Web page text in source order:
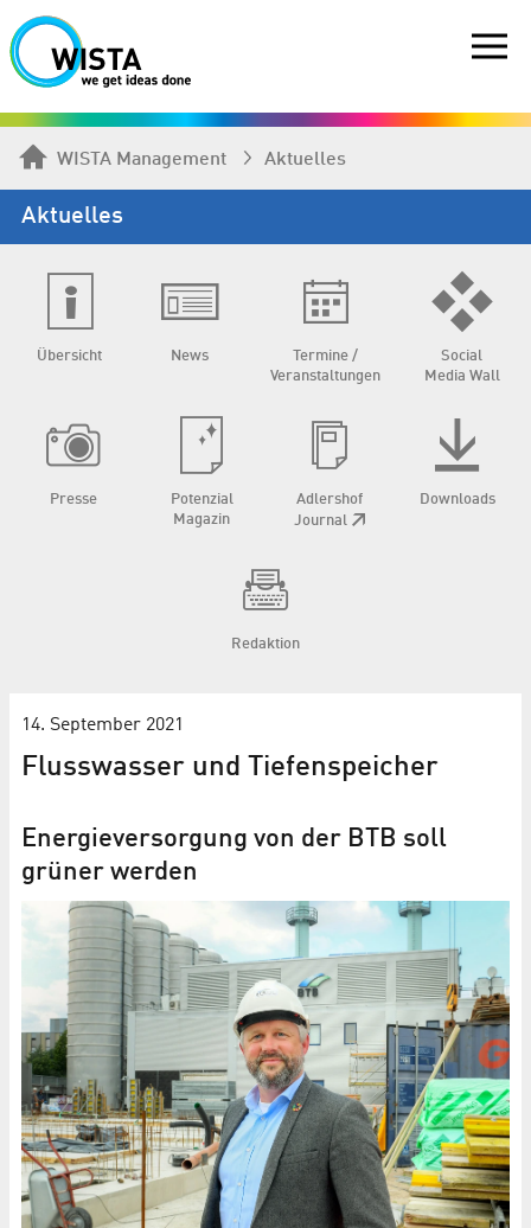
WISTA Management Aktuelles
Aktuelles
Übersicht News
Termine /
Veranstaltungen
Social
Media Wall
Presse
Potenzial
Magazin
Adlershof
Journal
Downloads
Redaktion
14. September 2021
Flusswasser und Tiefenspeicher
Energieversorgung von der BTB soll
grüner werden